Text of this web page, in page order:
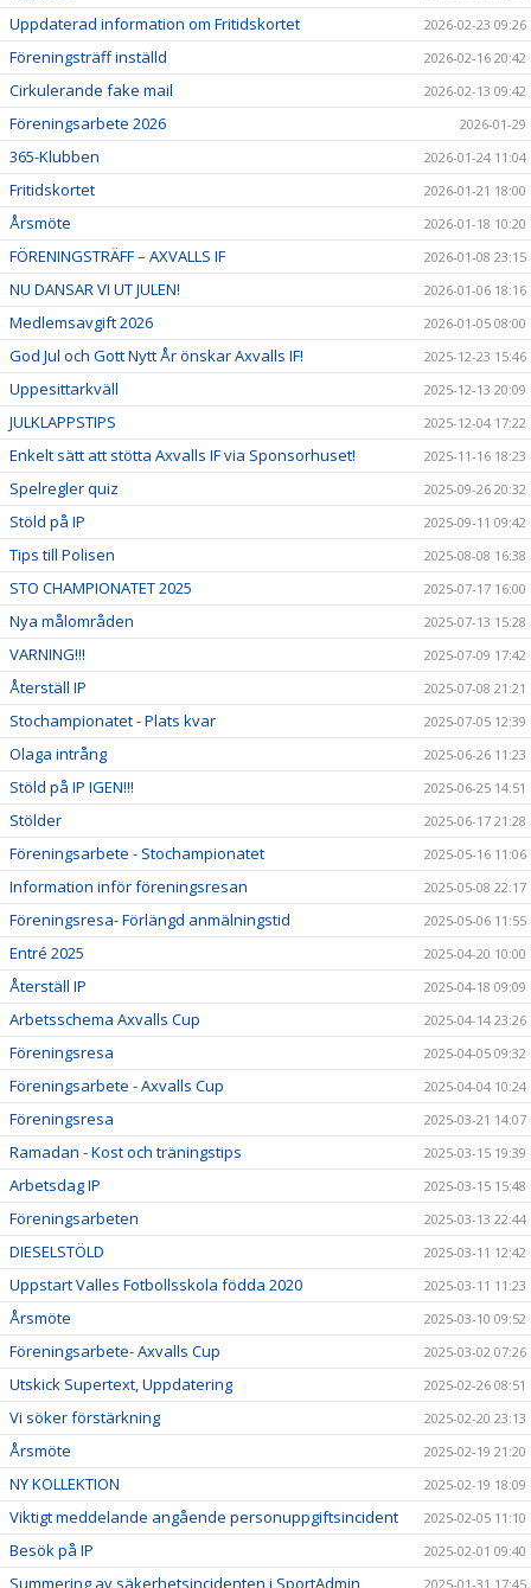
Uppdaterad information om Fritidskortet 2026-02-23 09:26
Föreningsträff inställd 2026-02-16 20:42
Cirkulerande fake mail 2026-02-13 09:42
Föreningsarbete 2026 2026-01-29
365-Klubben 2026-01-24 11:04
Fritidskortet 2026-01-21 18:00
Årsmöte 2026-01-18 10:20
FÖRENINGSTRÄFF – AXVALLS IF 2026-01-08 23:15
NU DANSAR VI UT JULEN! 2026-01-06 18:16
Medlemsavgift 2026 2026-01-05 08:00
God Jul och Gott Nytt År önskar Axvalls IF! 2025-12-23 15:46
Uppesittarkväll 2025-12-13 20:09
JULKLAPPSTIPS 2025-12-04 17:22
Enkelt sätt att stötta Axvalls IF via Sponsorhuset! 2025-11-16 18:23
Spelregler quiz 2025-09-26 20:32
Stöld på IP 2025-09-11 09:42
Tips till Polisen 2025-08-08 16:38
STO CHAMPIONATET 2025 2025-07-17 16:00
Nya målområden 2025-07-13 15:28
VARNING!!! 2025-07-09 17:42
Återställ IP 2025-07-08 21:21
Stochampionatet - Plats kvar 2025-07-05 12:39
Olaga intrång 2025-06-26 11:23
Stöld på IP IGEN!!! 2025-06-25 14:51
Stölder 2025-06-17 21:28
Föreningsarbete - Stochampionatet 2025-05-16 11:06
Information inför föreningsresan 2025-05-08 22:17
Föreningsresa- Förlängd anmälningstid 2025-05-06 11:55
Entré 2025 2025-04-20 10:00
Återställ IP 2025-04-18 09:09
Arbetsschema Axvalls Cup 2025-04-14 23:26
Föreningsresa 2025-04-05 09:32
Föreningsarbete - Axvalls Cup 2025-04-04 10:24
Föreningsresa 2025-03-21 14:07
Ramadan - Kost och träningstips 2025-03-15 19:39
Arbetsdag IP 2025-03-15 15:48
Föreningsarbeten 2025-03-13 22:44
DIESELSTÖLD 2025-03-11 12:42
Uppstart Valles Fotbollsskola födda 2020 2025-03-11 11:23
Årsmöte 2025-03-10 09:52
Föreningsarbete- Axvalls Cup 2025-03-02 07:26
Utskick Supertext, Uppdatering 2025-02-26 08:51
Vi söker förstärkning 2025-02-20 23:13
Årsmöte 2025-02-19 21:20
NY KOLLEKTION 2025-02-19 18:09
Viktigt meddelande angående personuppgiftsincident 2025-02-05 11:10
Besök på IP 2025-02-01 09:40
Summering av säkerhetsincidenten i SportAdmin 2025-01-31 17:45